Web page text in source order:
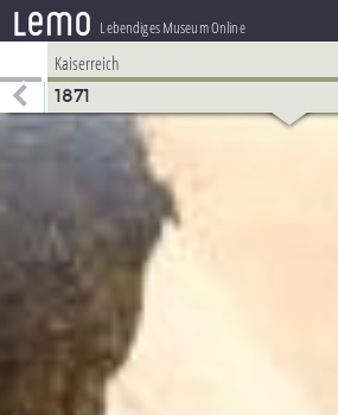
lemo Lebendiges Museum Online
ZEITSTRAHL
THEMEN
ZEITZEUGEN
BESTAND
LERNEN
PROJEKT
Kaiserreich
1871